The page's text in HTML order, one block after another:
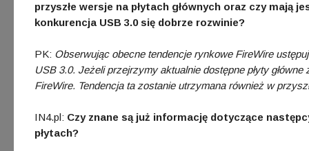
przyszłe wersje na płytach głównych oraz czy mają
konkurencja USB 3.0 się dobrze rozwinie?
PK: Obserwując obecne tendencje rynkowe FireWire
USB 3.0. Jeżeli przejrzymy aktualnie dostępne płyty
FireWire. Tendencja ta zostanie utrzymana również w
IN4.pl: Czy znane są już informację dotyczące
płytach?